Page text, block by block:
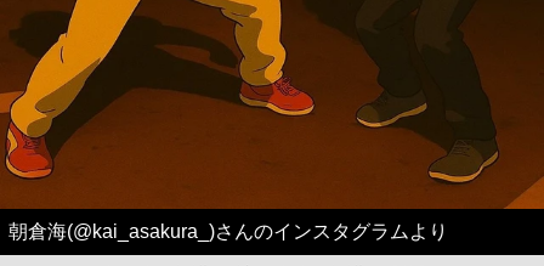
朝倉海(@kai_asakura_)さんのインスタグラムより